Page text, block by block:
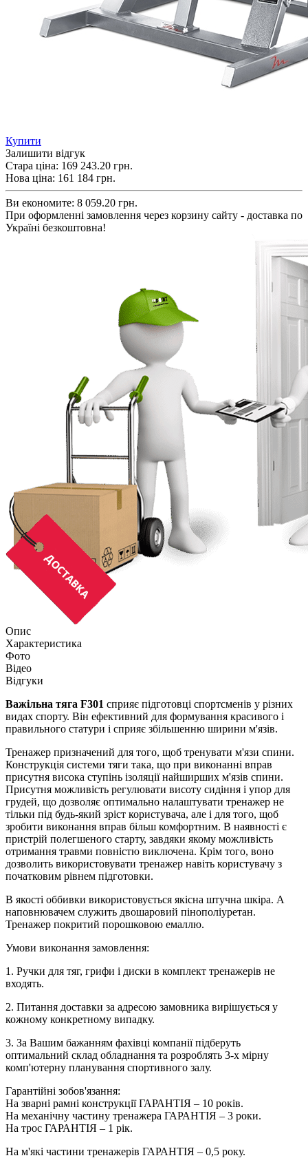
Купити
Залишити відгук
Стара ціна: 169 243.20 грн.
Нова ціна: 161 184 грн.
Ви економите: 8 059.20 грн.
При оформленні замовлення через корзину сайту - доставка по
Україні безкоштовна!
Опис
Характеристика
Фото
Відео
Відгуки
Важільна тяга F301 сприяє підготовці спортсменів у різних
видах спорту. Він ефективний для формування красивого і
правильного статури і сприяє збільшенню ширини м'язів.
Тренажер призначений для того, щоб тренувати м'язи спини.
Конструкція системи тяги така, що при виконанні вправ
присутня висока ступінь ізоляції найширших м'язів спини.
Присутня можливість регулювати висоту сидіння і упор для
грудей, що дозволяє оптимально налаштувати тренажер не
тільки під будь-який зріст користувача, але і для того, щоб
зробити виконання вправ більш комфортним. В наявності є
пристрій полегшеного старту, завдяки якому можливість
отримання травми повністю виключена. Крім того, воно
дозволить використовувати тренажер навіть користувачу з
початковим рівнем підготовки.
В якості оббивки використовується якісна штучна шкіра. А
наповнювачем служить двошаровий пінополіуретан.
Тренажер покритий порошковою емаллю.
Умови виконання замовлення:
1. Ручки для тяг, грифи і диски в комплект тренажерів не
входять.
2. Питання доставки за адресою замовника вирішується у
кожному конкретному випадку.
3. За Вашим бажанням фахівці компанії підберуть
оптимальний склад обладнання та розроблять 3-х мірну
комп'ютерну планування спортивного залу.
Гарантійні зобов'язання:
На зварні рамні конструкції ГАРАНТІЯ – 10 років.
На механічну частину тренажера ГАРАНТІЯ – 3 роки.
На трос ГАРАНТІЯ – 1 рік.
На м'які частини тренажерів ГАРАНТІЯ – 0,5 року.